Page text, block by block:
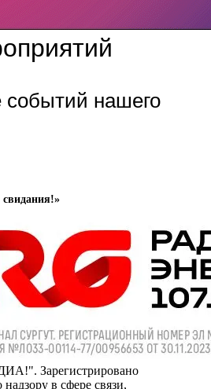
событий нашего
свидания!»
Зарегистрировано
в сфере связи,